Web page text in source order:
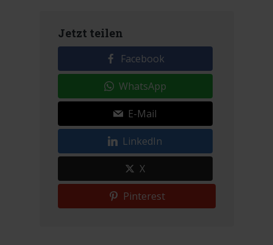
Jetzt teilen
Facebook
WhatsApp
E-Mail
LinkedIn
X
Pinterest